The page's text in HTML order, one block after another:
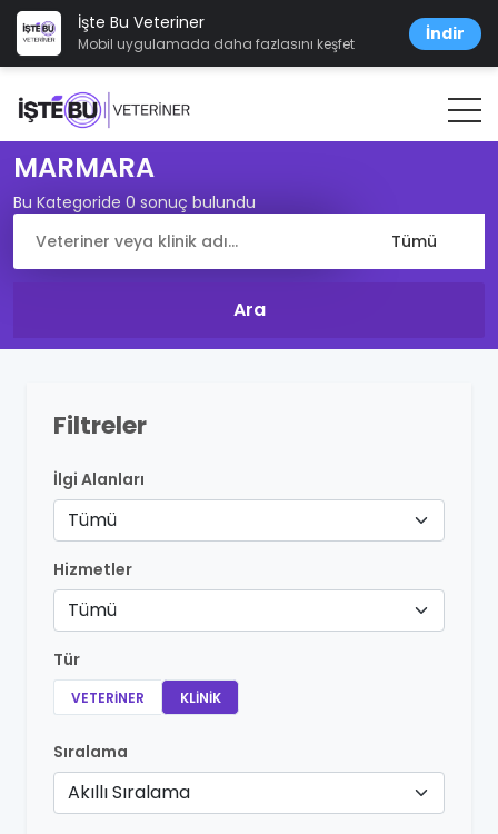
İşte Bu Veteriner
Mobil uygulamada daha fazlasını keşfet İndir
MARMARA
Bu Kategoride 0 sonuç bulundu
Filtreler
İlgi Alanları
Tümü
Hizmetler
Tümü
Tür
VETERINER KLINIK
Sıralama
Akıllı Sıralama